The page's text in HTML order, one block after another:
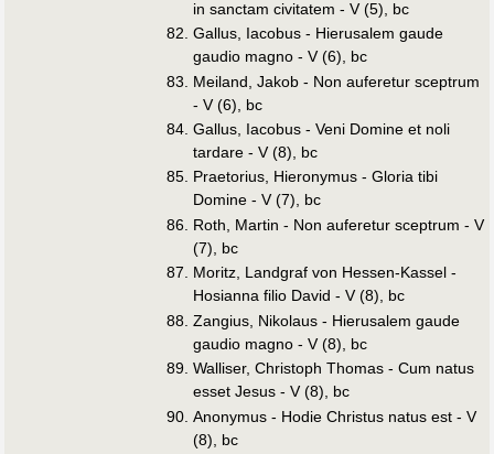
in sanctam civitatem - V (5), bc
Gallus, Iacobus - Hierusalem gaude
gaudio magno - V (6), bc
Meiland, Jakob - Non auferetur sceptrum
- V (6), bc
Gallus, Iacobus - Veni Domine et noli
tardare - V (8), bc
Praetorius, Hieronymus - Gloria tibi
Domine - V (7), bc
Roth, Martin - Non auferetur sceptrum - V
(7), bc
Moritz, Landgraf von Hessen-Kassel -
Hosianna filio David - V (8), bc
Zangius, Nikolaus - Hierusalem gaude
gaudio magno - V (8), bc
Walliser, Christoph Thomas - Cum natus
esset Jesus - V (8), bc
Anonymus - Hodie Christus natus est - V
(8), bc